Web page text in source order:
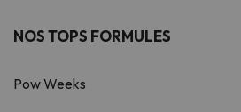
NOS TOPS FORMULES
Pow Weeks